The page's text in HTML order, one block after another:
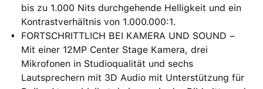
bis zu 1.000 Nits durchgehende Helligkeit und ein
Kontrastverhältnis von 1.000.000:1.
FORTSCHRITTLICH BEI KAMERA UND SOUND –
Mit einer 12MP Center Stage Kamera, drei
Mikrofonen in Studioqualität und sechs
Lautsprechern mit 3D Audio mit Unterstützung für